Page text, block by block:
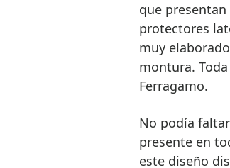
que
protectores
muy
montura.
Ferragamo.
No podía
presente en
este diseño